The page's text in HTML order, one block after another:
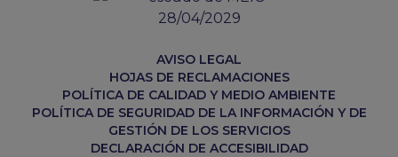
AVISO LEGAL
HOJAS DE RECLAMACIONES
POLÍTICA DE CALIDAD Y MEDIO AMBIENTE
POLÍTICA DE SEGURIDAD DE LA INFORMACIÓN Y DE
GESTIÓN DE LOS SERVICIOS
DECLARACIÓN DE ACCESIBILIDAD